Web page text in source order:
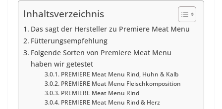
Inhaltsverzeichnis
Das sagt der Hersteller zu Premiere Meat Menu
Fütterungsempfehlung
Folgende Sorten von Premiere Meat Menu
haben wir getestet
PREMIERE Meat Menu Rind, Huhn & Kalb
PREMIERE Meat Menu Fleischkomposition
PREMIERE Meat Menu Rind
PREMIERE Meat Menu Rind & Herz